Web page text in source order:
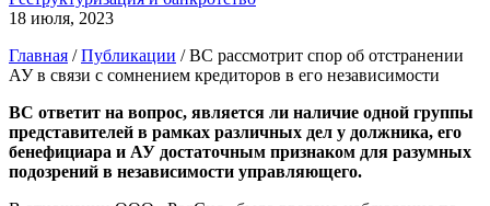
18 июля, 2023
Главная /Публикации /ВС рассмотрит спор об отстранении
АУ в связи с сомнением кредиторов в его независимости
ВС ответит на вопрос, является ли наличие одной группы
представителей в рамках различных дел у должника, его
бенефициара и АУ достаточным признаком для разумных
подозрений в независимости управляющего.